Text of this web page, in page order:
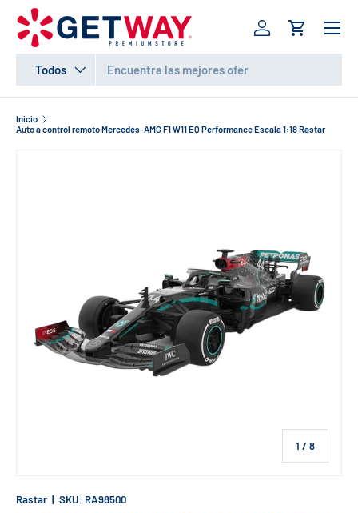
IR AL CONTENIDO
Todos
Iniciar sesión
Carrito
Inicio
Auto a control remoto Mercedes-AMG F1 W11 EQ Performance Escala 1:18 Rastar
1 / de
8
Rastar | SKU: RA98500